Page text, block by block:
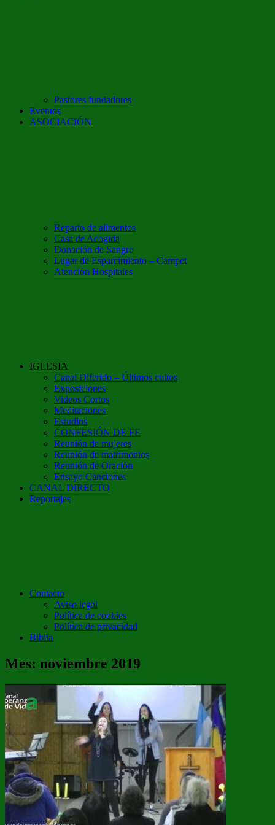
Pastores fundadores
Eventos
ASOCIACIÓN
Reparto de alimentos
Casa de Acogida
Donación de Sangre
Lugar de Esparcimiento – Campet
Atención Hospitales
IGLESIA
Canal Diferido – Últimos cultos
Exposiciones
Videos Cortos
Meditaciones
Estudios
CONFESIÓN DE FE
Reunión de mujeres
Reunión de matrimonios
Reunión de Oración
Ensayo Canciones
CANAL DIRECTO
Reportajes
Contacto
Aviso legal
Política de cookies
Política de privacidad
Biblia
Mes: noviembre 2019